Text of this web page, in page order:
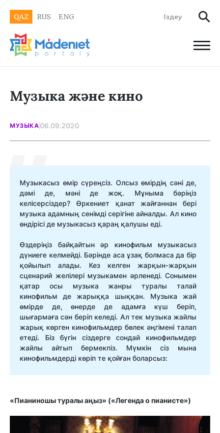
QAZ RUS ENG
Музыка және кино
МУЗЫКА 06.09.2020
Музыкасыз өмір сүреңсіз. Олсыз өмірдің сәні де,
дәмі де, мәні де жоқ. Мұныма бәріңіз
келісерсіздер? Өркениет қанат жайғаннан бері
музыка адамның сенімді серігіне айналды. Ал кино
өндірісі де музыкасыз қараң қалушы еді.
Өздеріңіз байқайтын әр кинофильм музыкасыз
дүниеге келмейді. Бәрінде аса ұзақ болмаса да бір
қойылып алады. Кез келген жарқын-жарқын
сценарий желілері музыкамен әрленеді. Сонымен
қатар осы музыка жанры туралы талай
кинофильм де жарыққа шыққан. Музыка жай
өмірде де, өнерде де адамға күш беріп,
шығармаға сән беріп келеді. Ал тек музыка жайлы
жарық көрген кинофильмдер бөлек әңгімені талап
етеді. Біз бүгін сіздерге сондай кинофильмдер
жайлы айтып бермекпіз. Мүмкін сіз мына
кинофильмдерді көріп те қойған боларсыз:
«Пианиношы туралы аңыз» («Легенда о пианисте»)